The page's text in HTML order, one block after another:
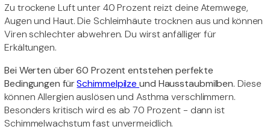
Zu trockene Luft unter 40 Prozent reizt deine Atemwege,
Augen und Haut. Die Schleimhäute trocknen aus und können
Viren schlechter abwehren. Du wirst anfälliger für
Erkältungen.
Bei Werten über 60 Prozent entstehen perfekte
Bedingungen fürSchimmelpilzeund Hausstaubmilben. Diese
können Allergien auslösen und Asthma verschlimmern.
Besonders kritisch wird es ab 70 Prozent - dann ist
Schimmelwachstum fast unvermeidlich.